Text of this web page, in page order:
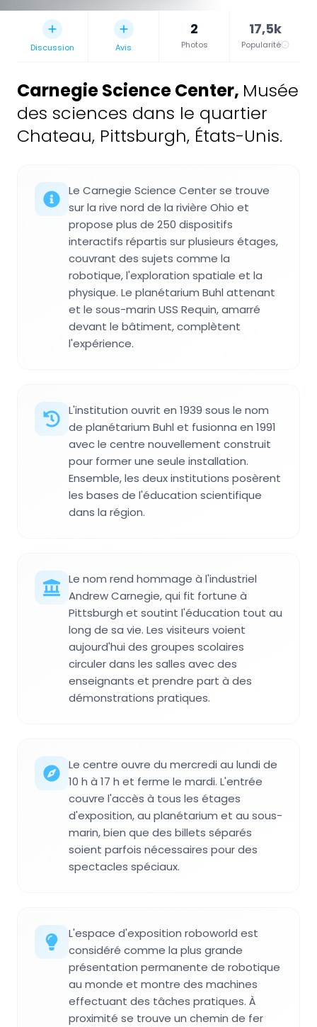
Discussion Avis
2
Photos
17,5k
Popularité
Carnegie Science Center, Musée
des sciences dans le quartier
Chateau, Pittsburgh, États-Unis.
Le Carnegie Science Center se trouve
sur la rive nord de la rivière Ohio et
propose plus de 250 dispositifs
interactifs répartis sur plusieurs étages,
couvrant des sujets comme la
robotique, l'exploration spatiale et la
physique. Le planétarium Buhl attenant
et le sous-marin USS Requin, amarré
devant le bâtiment, complètent
l'expérience.
L'institution ouvrit en 1939 sous le nom
de planétarium Buhl et fusionna en 1991
avec le centre nouvellement construit
pour former une seule installation.
Ensemble, les deux institutions posèrent
les bases de l'éducation scientifique
dans la région.
Le nom rend hommage à l'industriel
Andrew Carnegie, qui fit fortune à
Pittsburgh et soutint l'éducation tout au
long de sa vie. Les visiteurs voient
aujourd'hui des groupes scolaires
circuler dans les salles avec des
enseignants et prendre part à des
démonstrations pratiques.
Le centre ouvre du mercredi au lundi de
10 h à 17 h et ferme le mardi. L'entrée
couvre l'accès à tous les étages
d'exposition, au planétarium et au sous-
marin, bien que des billets séparés
soient parfois nécessaires pour des
spectacles spéciaux.
L'espace d'exposition roboworld est
considéré comme la plus grande
présentation permanente de robotique
au monde et montre des machines
effectuant des tâches pratiques. À
proximité se trouve un chemin de fer